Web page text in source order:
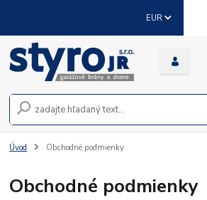
EUR
Úvod Obchodné podmienky
Obchodné podmienky